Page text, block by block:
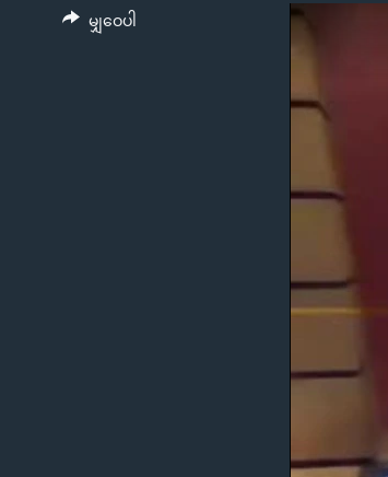
အစ္စရေး-ပါလက်စတိုင်း
အင်္ဂလိပ်စာလေ့လာမယ်
မျှဝေပါ